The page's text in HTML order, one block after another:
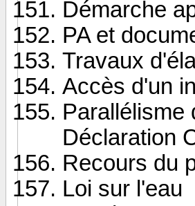
Démarche
PA et
Travaux
Accès d'un
Parallélisme
Déclaration
Recours du
Loi sur l'eau